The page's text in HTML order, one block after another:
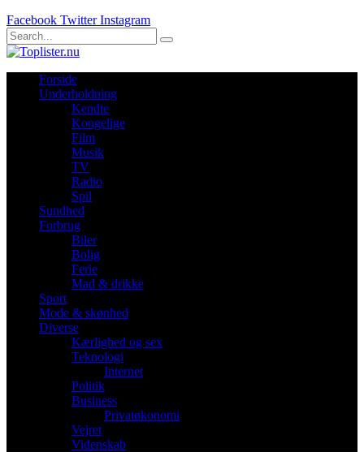
Facebook Twitter Instagram
Forside
Underholdning
Kendte
Kongelige
Film
Musik
TV
Radio
Spil
Sundhed
Forbrug
Biler
Bolig
Ferie
Mad & drikke
Sport
Mode & skønhed
Diverse
Kærlighed og sex
Teknologi
Internet
Politik
Business
Privatøkonomi
Vejret
Videnskab